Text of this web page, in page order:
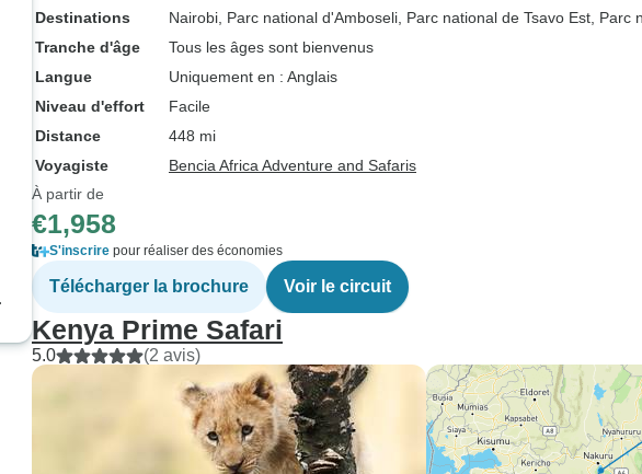
Destinations
Nairobi , Parc national d'Amboseli , Parc national de Tsavo Est , Parc
Tranche d'âge
Tous les âges sont bienvenus
Langue
Uniquement en : Anglais
Niveau d'effort
Facile
Distance
448 mi
Voyagiste
Bencia Africa Adventure and Safaris
À partir de
€1,958
S'inscrire pour réaliser des économies
Télécharger la brochure Voir le circuit
Kenya Prime Safari
5.0 (2 avis)